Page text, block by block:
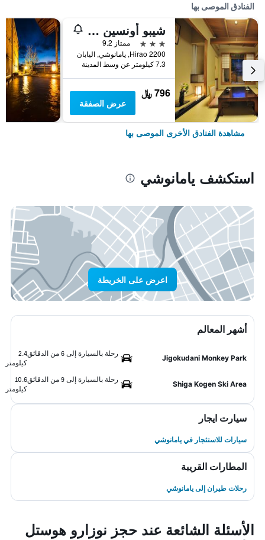
الفنادق الموصى بها
شيبو أونسين كوكويا
3 نجوم
ممتاز 9.2
Hirao 2200, يامانوشي, اليابان
7.3 كيلومتر عن وسط المدينة
796 ﷼
عرض الصفقة
مشاهدة الفنادق الأخرى الموصى بها
استكشف يامانوشي
اعرض على الخريطة
أشهر المعالم
Jigokudani Monkey Park
رحلة بالسيارة إلى 6 من الدقائق
2.4
كيلومتر
Shiga Kogen Ski Area
رحلة بالسيارة إلى 9 من الدقائق
10.6
كيلومتر
سيارت ايجار
سيارات للاستئجار في يامانوشي
المطارات القريبة
رحلات طيران إلى يامانوشي
الأسئلة الشائعة عند حجز نوزارو هوستل